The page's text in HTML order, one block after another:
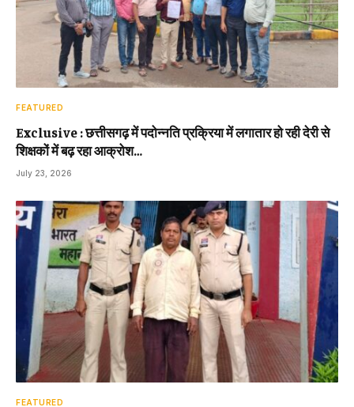
FEATURED
Exclusive : छत्तीसगढ़ में पदोन्नति प्रक्रिया में लगातार हो रही देरी से
शिक्षकों में बढ़ रहा आक्रोश…
July 23, 2026
FEATURED